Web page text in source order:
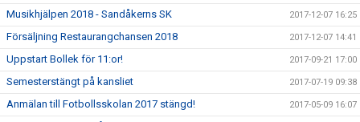
Musikhjälpen 2018 - Sandåkerns SK 2017-12-07 16:25
Försäljning Restaurangchansen 2018 2017-12-07 14:41
Uppstart Bollek för 11:or! 2017-09-21 17:00
Semesterstängt på kansliet 2017-07-19 09:38
Anmälan till Fotbollsskolan 2017 stängd! 2017-05-09 16:07